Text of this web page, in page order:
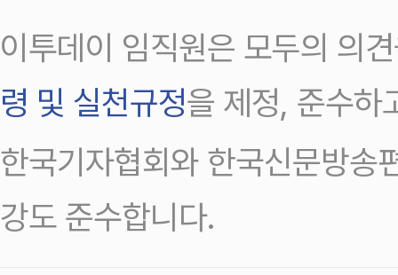
이투데이 임직원은 모두의 의
령 및 실천규정을 제정, 준수하
한국기자협회와 한국신문방송
강도 준수합니다.